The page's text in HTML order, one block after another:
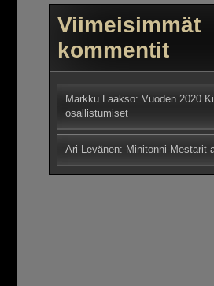
Viimeisimmät
kommentit
Markku Laakso: Vuoden 2020
osallistumiset
Ari Levänen: Minitonni Mestarit